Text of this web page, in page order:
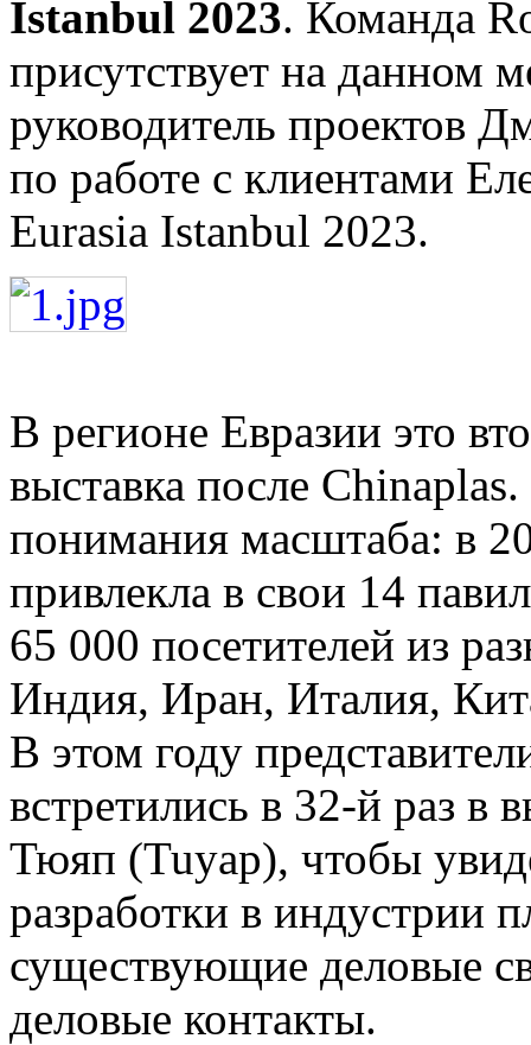
Istanbul 2023. Команда
присутствует на данном
руководитель проектов
по работе с клиентами
Eurasia Istanbul 2023.
В регионе Евразии это
выставка после
понимания масштаба: в
привлекла в свои 14
65 000 посетителей из
Индия, Иран, Италия,
В этом году
встретились в 32-й раз в
Тюяп (Tuyap), чтобы
разработки в индустрии
существующие деловые
деловые контакты.